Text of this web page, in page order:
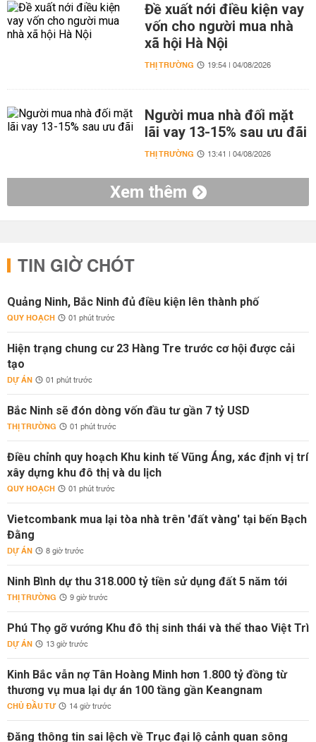
Đề xuất nới điều kiện vay
vốn cho người mua nhà
xã hội Hà Nội
THỊ TRƯỜNG 19:54 | 04/08/2026
Người mua nhà đối mặt
lãi vay 13-15% sau ưu đãi
THỊ TRƯỜNG 13:41 | 04/08/2026
Xem thêm
TIN GIỜ CHÓT
Quảng Ninh, Bắc Ninh đủ điều kiện lên thành phố
QUY HOẠCH 01 phút trước
Hiện trạng chung cư 23 Hàng Tre trước cơ hội được cải
tạo
DỰ ÁN 01 phút trước
Bắc Ninh sẽ đón dòng vốn đầu tư gần 7 tỷ USD
THỊ TRƯỜNG 01 phút trước
Điều chỉnh quy hoạch Khu kinh tế Vũng Áng, xác định vị trí
xây dựng khu đô thị và du lịch
QUY HOẠCH 01 phút trước
Vietcombank mua lại tòa nhà trên 'đất vàng' tại bến Bạch
Đằng
DỰ ÁN 8 giờ trước
Ninh Bình dự thu 318.000 tỷ tiền sử dụng đất 5 năm tới
THỊ TRƯỜNG 9 giờ trước
Phú Thọ gỡ vướng Khu đô thị sinh thái và thể thao Việt Trì
DỰ ÁN 13 giờ trước
Kinh Bắc vẫn nợ Tân Hoàng Minh hơn 1.800 tỷ đồng từ
thương vụ mua lại dự án 100 tầng gần Keangnam
CHỦ ĐẦU TƯ 14 giờ trước
Đăng thông tin sai lệch về Trục đại lộ cảnh quan sông